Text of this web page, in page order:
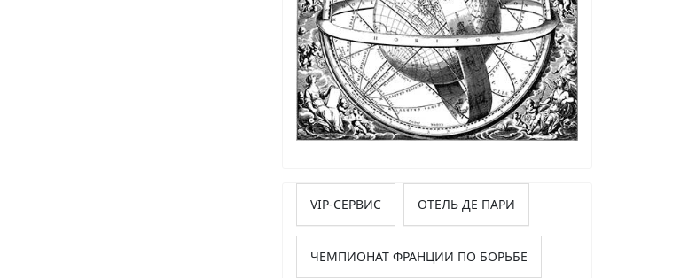
VIP-СЕРВИС ОТЕЛЬ ДЕ ПАРИ
ЧЕМПИОНАТ ФРАНЦИИ ПО БОРЬБЕ